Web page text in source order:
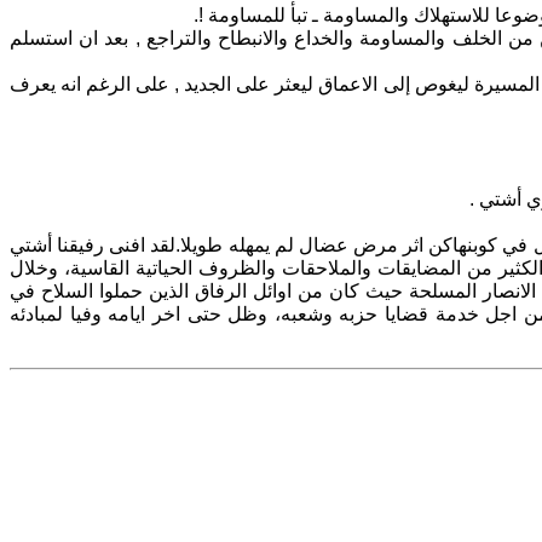
للاستهلاك والمساومة ـ تبأ للمساومة !.
والمساومة والخداع والانبطاح والتراجع , بعد ان استسلم
ليغوص إلى الاعماق ليعثر على الجديد , على الرغم انه يعرف
أشتي .
الاجل في كوبنهاكن اثر مرض عضال لم يمهله طويلا.لقد افنى رفيقنا أشتي
من المضايقات والملاحقات والظروف الحياتية القاسية، وخلال
المسلحة حيث كان من اوائل الرفاق الذين حملوا السلاح في
اجل خدمة قضايا حزبه وشعبه، وظل حتى اخر ايامه وفيا لمبادئه